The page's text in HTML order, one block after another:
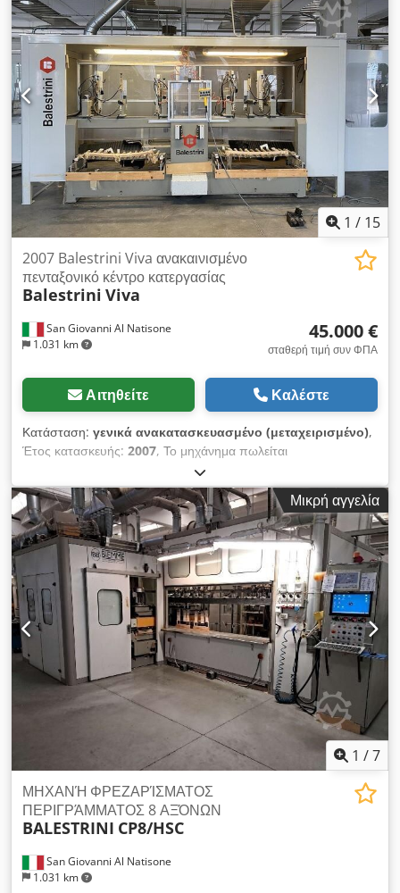
1 / 15
San Giovanni Al Natisone
1.031 km
2007 Balestrini Viva ανακαινισμένο
πενταξονικό κέντρο κατεργασίας
Balestrini Viva
45.000 €
σταθερή τιμή συν ΦΠΑ
Αιτηθείτε Καλέστε
Κατάσταση: γενικά ανακατασκευασμένο (μεταχειρισμένο),
Έτος κατασκευής: 2007, Το μηχάνημα πωλείται
ανακατασκευασμένο και μπορεί να ελεγχθεί στις εγκαταστάσεις
μας. Credpfxjxbgmwo Ab Hof Τιμή EXW, η εγκατάσταση δεν
περιλαμβάνεται. Χρόνος παράδοσης: 75 ημέρες από την
παραλαβή της προκαταβολής.
Μικρή αγγελία
1 /7
San Giovanni Al Natisone
1.031 km
ΜΗΧΑΝΉ ΦΡΕΖΑΡΊΣΜΑΤΟΣ
ΠΕΡΙΓΡΆΜΜΑΤΟΣ 8 ΑΞΌΝΩΝ
BALESTRINI CP8/HSC